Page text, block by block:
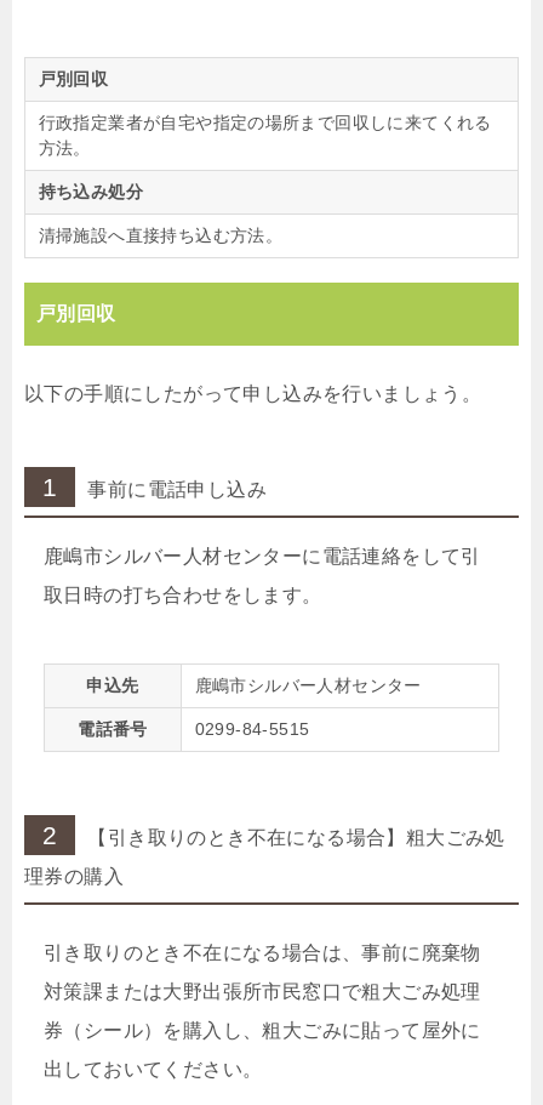
戸別回収
行政指定業者が自宅や指定の場所まで回収しに来てくれる
方法。
持ち込み処分
清掃施設へ直接持ち込む方法。
戸別回収
以下の手順にしたがって申し込みを行いましょう。
1 事前に電話申し込み
鹿嶋市シルバー人材センターに電話連絡をして引
取日時の打ち合わせをします。
申込先 鹿嶋市シルバー人材センター
電話番号 0299-84-5515
2
【引き取りのとき不在になる場合】粗大ごみ処
理券の購入
引き取りのとき不在になる場合は、事前に廃棄物
対策課または大野出張所市民窓口で粗大ごみ処理
券（シール）を購入し、粗大ごみに貼って屋外に
出しておいてください。